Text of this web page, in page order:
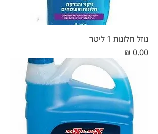
נוזל חלונות 1 ליטר
מחיר